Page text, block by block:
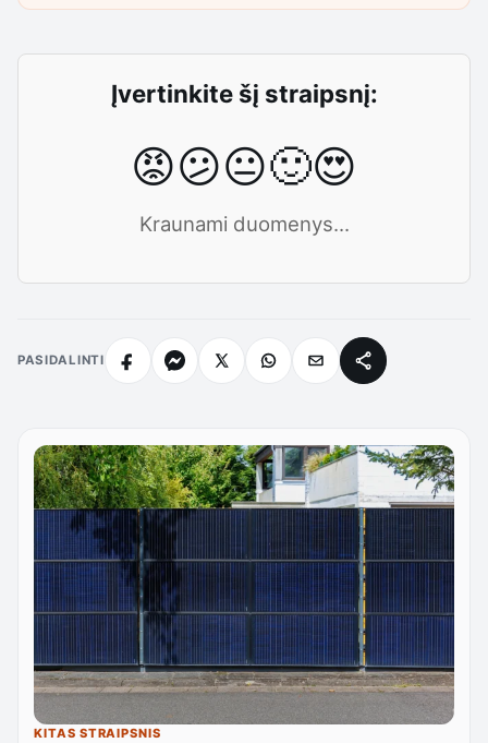
Įvertinkite šį straipsnį:
😡😕😐🙂😍
Kraunami duomenys...
PASIDALINTI
KITAS STRAIPSNIS